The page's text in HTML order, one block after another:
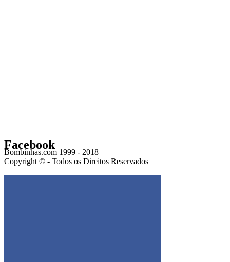
Bombinhas.com 1999 - 2018
Copyright © - Todos os Direitos Reservados
Facebook